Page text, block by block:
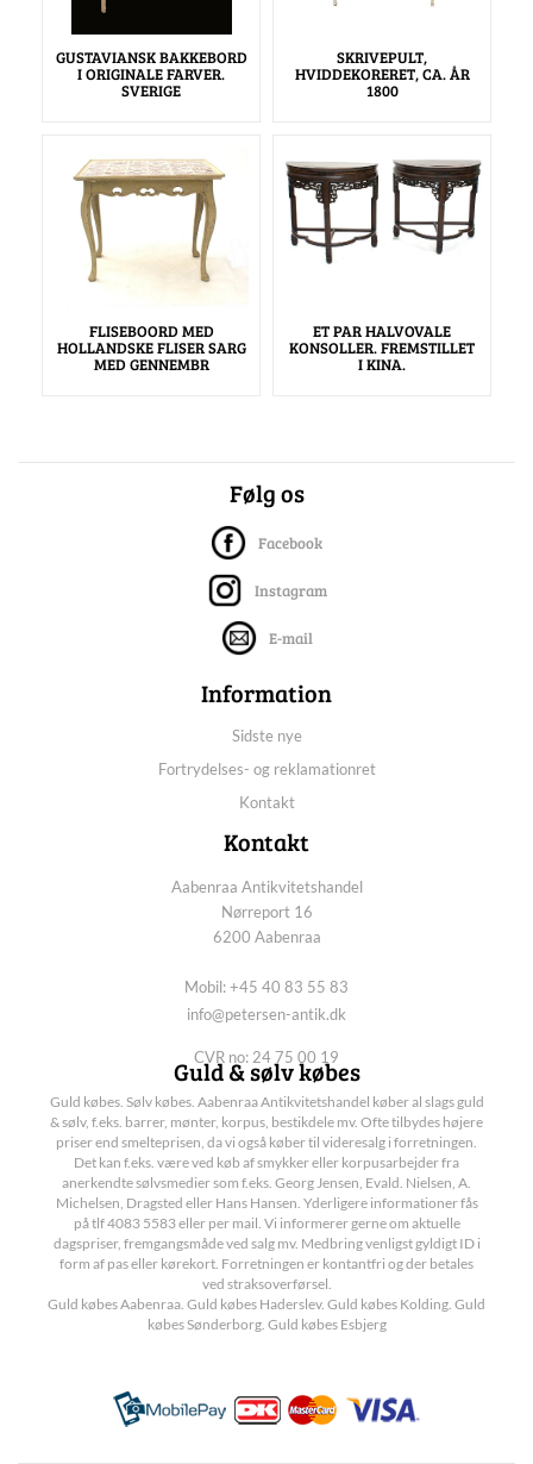
GUSTAVIANSK BAKKEBORD
I ORIGINALE FARVER.
SVERIGE
SKRIVEPULT,
HVIDDEKORERET, CA. ÅR
1800
FLISEBOORD MED
HOLLANDSKE FLISER SARG
MED GENNEMBR
ET PAR HALVOVALE
KONSOLLER. FREMSTILLET
I KINA.
Følg os
Facebook
Instagram
E-mail
Information
Sidste nye
Fortrydelses- og reklamationret
Kontakt
Kontakt
Aabenraa Antikvitetshandel
Nørreport 16
6200 Aabenraa
Mobil: +45 40 83 55 83
info@petersen-antik.dk
CVR no: 24 75 00 19
Guld & sølv købes
Guld købes. Sølv købes. Aabenraa Antikvitetshandel køber al slags guld
& sølv, f.eks. barrer, mønter, korpus, bestikdele mv. Ofte tilbydes højere
priser end smelteprisen, da vi også køber til videresalg i forretningen.
Det kan f.eks. være ved køb af smykker eller korpusarbejder fra
anerkendte sølvsmedier som f.eks. Georg Jensen, Evald. Nielsen, A.
Michelsen, Dragsted eller Hans Hansen. Yderligere informationer fås
på tlf 4083 5583 eller per mail. Vi informerer gerne om aktuelle
dagspriser, fremgangsmåde ved salg mv. Medbring venligst gyldigt ID i
form af pas eller kørekort. Forretningen er kontantfri og der betales
ved straksoverførsel.
Guld købes Aabenraa. Guld købes Haderslev. Guld købes Kolding. Guld
købes Sønderborg. Guld købes Esbjerg